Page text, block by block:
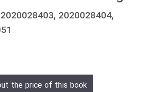
2020028404,
the price of this book